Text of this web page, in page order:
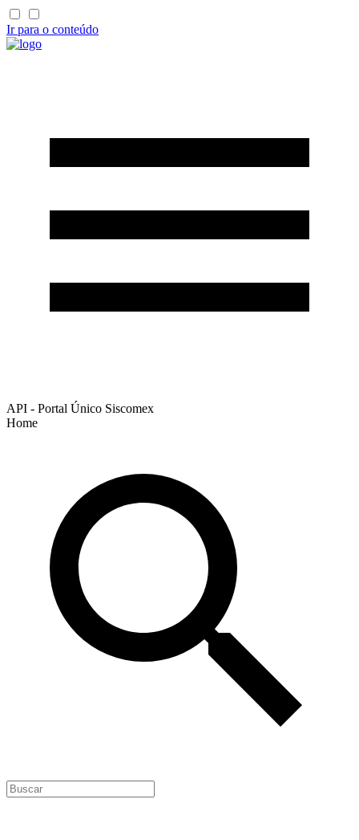
Ir para o conteúdo
API - Portal Único Siscomex
Home